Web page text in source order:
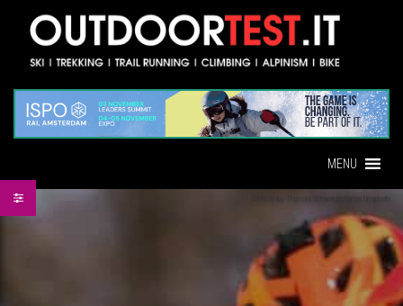
MENU
©Photo by Thomas Schweighofer on Unsplash